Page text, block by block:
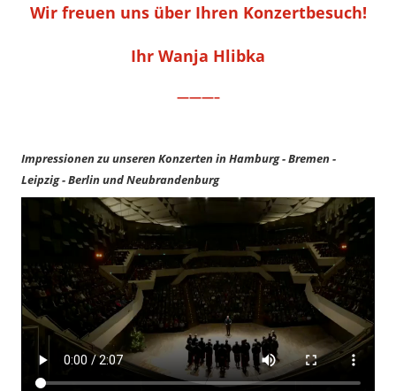
Wir freuen uns über Ihren Konzertbesuch!
Ihr Wanja Hlibka
———–
Impressionen zu unseren Konzerten in Hamburg - Bremen -
Leipzig - Berlin und Neubrandenburg